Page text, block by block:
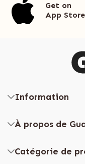
Get on
App Store
Information
À propos de
Catégorie de